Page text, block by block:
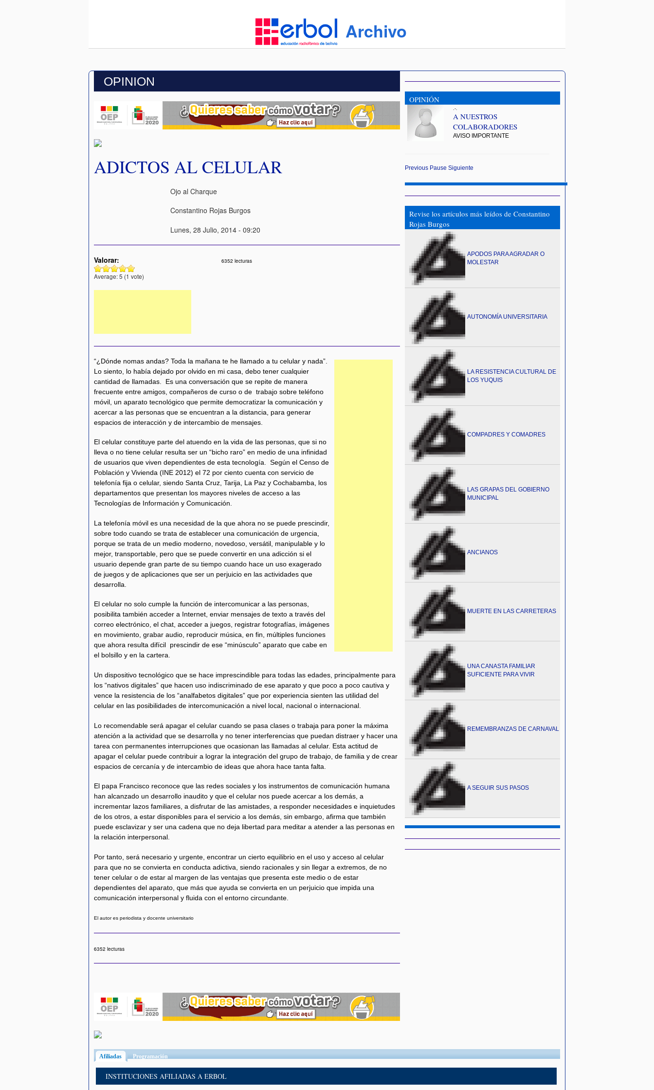
Archivo
OPINION
ADICTOS AL CELULAR
Ojo al Charque
Constantino Rojas Burgos
Lunes, 28 Julio, 2014 - 09:20
Valorar:
Average:5 (1 vote)
6352 lecturas
“¿Dónde nomas andas? Toda la mañana te he llamado a tu celular y nada”.
Lo siento, lo había dejado por olvido en mi casa, debo tener cualquier
cantidad de llamadas. Es una conversación que se repite de manera
frecuente entre amigos, compañeros de curso o de trabajo sobre teléfono
móvil, un aparato tecnológico que permite democratizar la comunicación y
acercar a las personas que se encuentran a la distancia, para generar
espacios de interacción y de intercambio de mensajes.
El celular constituye parte del atuendo en la vida de las personas, que si no
lleva o no tiene celular resulta ser un “bicho raro” en medio de una infinidad
de usuarios que viven dependientes de esta tecnología. Según el Censo de
Población y Vivienda (INE 2012) el 72 por ciento cuenta con servicio de
telefonía fija o celular, siendo Santa Cruz, Tarija, La Paz y Cochabamba, los
departamentos que presentan los mayores niveles de acceso a las
Tecnologías de Información y Comunicación.
La telefonía móvil es una necesidad de la que ahora no se puede prescindir,
sobre todo cuando se trata de establecer una comunicación de urgencia,
porque se trata de un medio moderno, novedoso, versátil, manipulable y lo
mejor, transportable, pero que se puede convertir en una adicción si el
usuario depende gran parte de su tiempo cuando hace un uso exagerado
de juegos y de aplicaciones que ser un perjuicio en las actividades que
desarrolla.
El celular no solo cumple la función de intercomunicar a las personas,
posibilita también acceder a Internet, enviar mensajes de texto a través del
correo electrónico, el chat, acceder a juegos, registrar fotografías, imágenes
en movimiento, grabar audio, reproducir música, en fin, múltiples funciones
que ahora resulta difícil prescindir de ese “minúsculo” aparato que cabe en
el bolsillo y en la cartera.
Un dispositivo tecnológico que se hace imprescindible para todas las edades, principalmente para
los “nativos digitales” que hacen uso indiscriminado de ese aparato y que poco a poco cautiva y
vence la resistencia de los “analfabetos digitales” que por experiencia sienten las utilidad del
celular en las posibilidades de intercomunicación a nivel local, nacional o internacional.
Lo recomendable será apagar el celular cuando se pasa clases o trabaja para poner la máxima
atención a la actividad que se desarrolla y no tener interferencias que puedan distraer y hacer una
tarea con permanentes interrupciones que ocasionan las llamadas al celular. Esta actitud de
apagar el celular puede contribuir a lograr la integración del grupo de trabajo, de familia y de crear
espacios de cercanía y de intercambio de ideas que ahora hace tanta falta.
El papa Francisco reconoce que las redes sociales y los instrumentos de comunicación humana
han alcanzado un desarrollo inaudito y que el celular nos puede acercar a los demás, a
incrementar lazos familiares, a disfrutar de las amistades, a responder necesidades e inquietudes
de los otros, a estar disponibles para el servicio a los demás, sin embargo, afirma que también
puede esclavizar y ser una cadena que no deja libertad para meditar a atender a las personas en
la relación interpersonal.
Por tanto, será necesario y urgente, encontrar un cierto equilibrio en el uso y acceso al celular
para que no se convierta en conducta adictiva, siendo racionales y sin llegar a extremos, de no
tener celular o de estar al margen de las ventajas que presenta este medio o de estar
dependientes del aparato, que más que ayuda se convierta en un perjuicio que impida una
comunicación interpersonal y fluida con el entorno circundante.
El autor es periodista y docente universitario
6352 lecturas
OPINIÓN
.-.
A NUESTROS
COLABORADORES
AVISO IMPORTANTE
Previous Pause Siguiente
Revise los artículos más leídos de Constantino
Rojas Burgos
APODOS PARA AGRADAR O
MOLESTAR
AUTONOMÍA UNIVERSITARIA
LA RESISTENCIA CULTURAL DE
LOS YUQUIS
COMPADRES Y COMADRES
LAS GRAPAS DEL GOBIERNO
MUNICIPAL
ANCIANOS
MUERTE EN LAS CARRETERAS
UNA CANASTA FAMILIAR
SUFICIENTE PARA VIVIR
REMEMBRANZAS DE CARNAVAL
A SEGUIR SUS PASOS
Afiliadas (solapa activa)
Programación
INSTITUCIONES AFILIADAS A ERBOL